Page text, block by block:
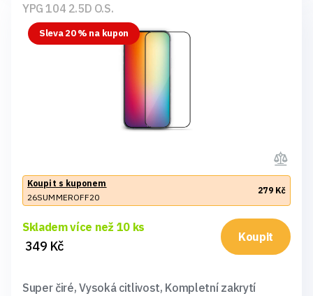
YPG 104 2.5D O.S.
Sleva 20 % na kupon
Koupit s kuponem
26SUMMEROFF20
279 Kč
Skladem více než 10 ks
349 Kč
Koupit
Super čiré, Vysoká citlivost, Kompletní zakrytí